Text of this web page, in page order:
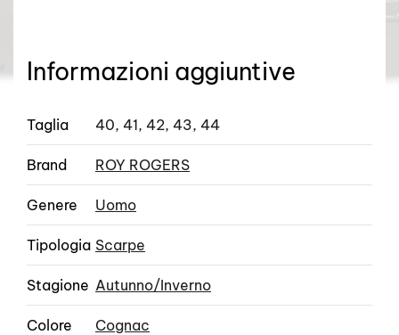
Informazioni aggiuntive
Taglia 40, 41, 42, 43, 44
Brand ROY ROGERS
Genere Uomo
Tipologia Scarpe
Stagione Autunno/Inverno
Colore Cognac